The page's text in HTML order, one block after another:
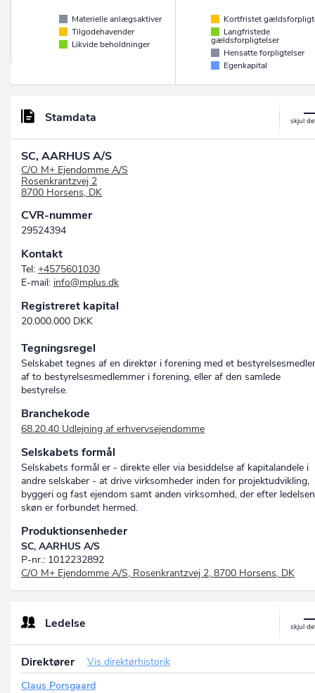
Materielle anlægsaktiver
Tilgodehavender
Likvide beholdninger
Kortfristet
Langfristede
gældsforpligtelser
Hensatte forpligtelser
Egenkapital
Stamdata
SC, AARHUS A/S
C/O M+ Ejendomme A/S
Rosenkrantzvej 2
8700 Horsens, DK
CVR-nummer
29524394
Kontakt
Tel: +4575601030
E-mail: info@mplus.dk
Registreret kapital
20.000.000 DKK
Tegningsregel
Selskabet tegnes af en direktør i forening med et
af to bestyrelsesmedlemmer i forening, eller af den samlede
bestyrelse.
Branchekode
68.20.40 Udlejning af erhvervsejendomme
Selskabets formål
Selskabets formål er - direkte eller via besiddelse af kapitalandele i
andre selskaber - at drive virksomheder inden for projektudvikling,
byggeri og fast ejendom samt anden virksomhed, der efter
skøn er forbundet hermed.
Produktionsenheder
SC, AARHUS A/S
P-nr.: 1012232892
C/O M+ Ejendomme A/S, Rosenkrantzvej 2, 8700 Horsens, DK
Ledelse
Direktører
Vis direktørhistorik
Claus Porsgaard